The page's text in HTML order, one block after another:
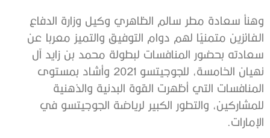
وهنأ سعادة مطر سالم الظاهري وكيل وزارة الدفاع
الفائزين متمنيًا لهم دوام التوفيق والتميز معربا عن
سعادته بحضور المنافسات لبطولة محمد بن زايد آل
نهيان الخامسة، للجوجيتسو 2021 وأشاد بمستوى
المنافسات التي أظهرت القوة البدنية والذهنية
للمشاركين، والتطور الكبير لرياضة الجوجيتسو في
الإمارات.